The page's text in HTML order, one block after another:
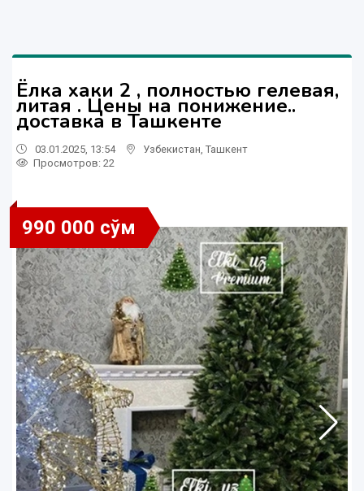
Ёлка хаки 2 , полностью гелевая,
литая . Цены на понижение..
доставка в Ташкенте
03.01.2025, 13:54 Узбекистан Ташкент
Просмотров: 22
990 000 сўм